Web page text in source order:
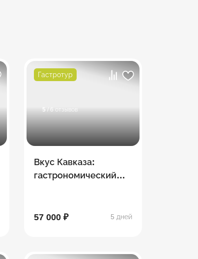
Гастротур
5 / 6 отзывов
Вкус Кавказа:
гастрономический
57 000 ₽ 5 дней